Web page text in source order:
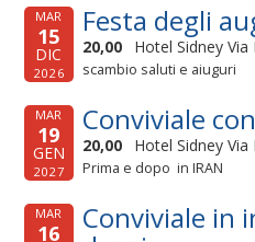
MAR
15
DIC
2026
Festa degli
20,00 Hotel Sidney
scambio saluti e aiuguri
MAR
19
GEN
2027
Conviviale
20,00 Hotel Sidney
Prima e dopo in IRAN
MAR
16 Conviviale in